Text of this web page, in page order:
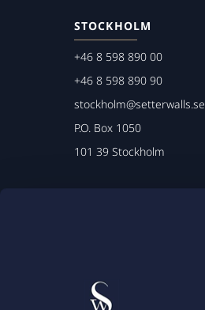
STOCKHOLM
+46 8 598 890 00
+46 8 598 890 90
stockholm@setterwalls.se
P.O. Box 1050
101 39 Stockholm